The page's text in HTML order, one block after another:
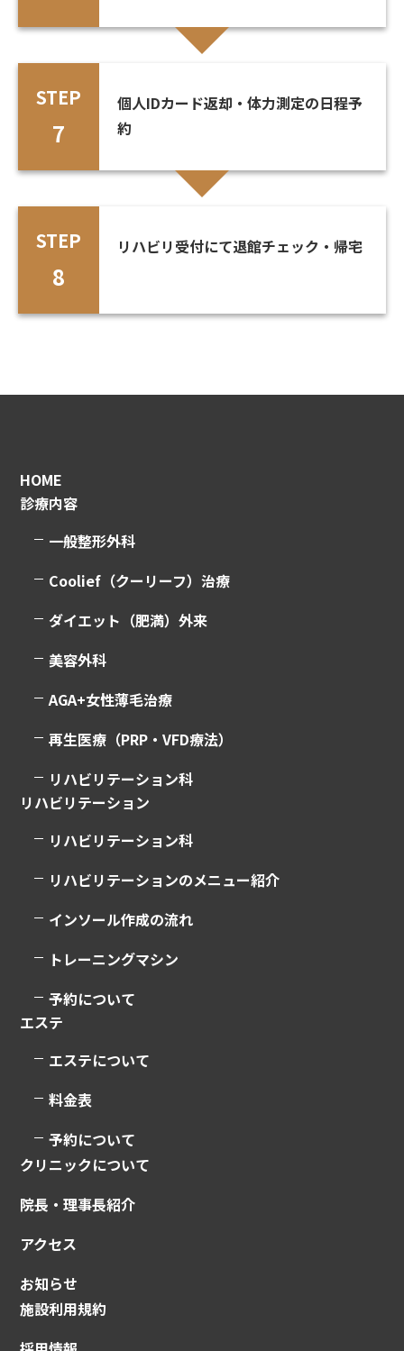
STEP
7
個人IDカード返却・体力測定の日程予
約
STEP
8
リハビリ受付にて退館チェック・帰宅
HOME
診療内容
一般整形外科
Coolief（クーリーフ）治療
ダイエット（肥満）外来
美容外科
AGA+女性薄毛治療
再生医療（PRP・VFD療法）
リハビリテーション科
リハビリテーション
リハビリテーション科
リハビリテーションのメニュー紹介
インソール作成の流れ
トレーニングマシン
予約について
エステ
エステについて
料金表
予約について
クリニックについて
院長・理事長紹介
アクセス
お知らせ
施設利用規約